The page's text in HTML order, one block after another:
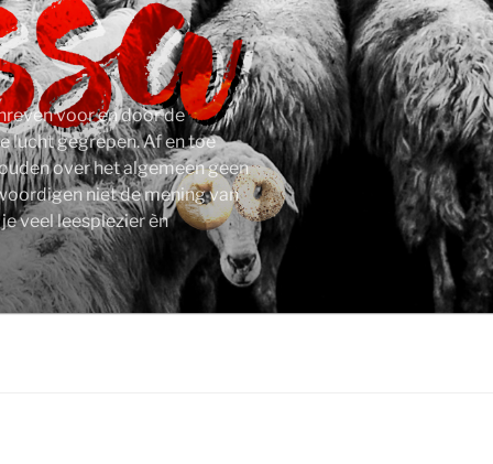
voor en door de
lucht gegrepen. Af en toe
over het algemeen geen
niet de mening van
veel leesplezier èn